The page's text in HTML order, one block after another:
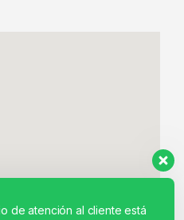
de atención al cliente está